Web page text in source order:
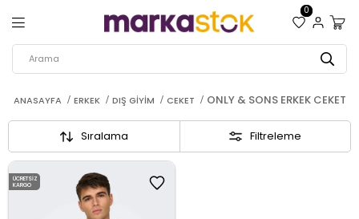
0
ANASAYFA ERKEK DIŞ GIYIM CEKET ONLY & SONS ERKEK CEKET
Filtreleme
Sıralama
ÜCRETSIZ
KARGO